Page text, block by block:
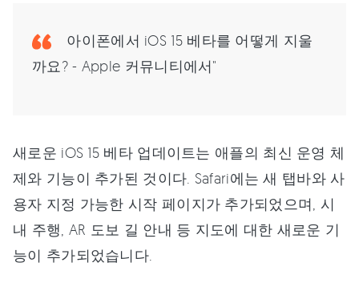
아이폰에서 iOS 15 베타를 어떻게 지울
까요? - Apple 커뮤니티에서"
새로운 iOS 15 베타 업데이트는 애플의 최신 운영 체
제와 기능이 추가된 것이다. Safari에는 새 탭바와 사
용자 지정 가능한 시작 페이지가 추가되었으며, 시
내 주행, AR 도보 길 안내 등 지도에 대한 새로운 기
능이 추가되었습니다.